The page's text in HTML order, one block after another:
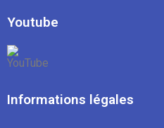
Youtube
Informations légales